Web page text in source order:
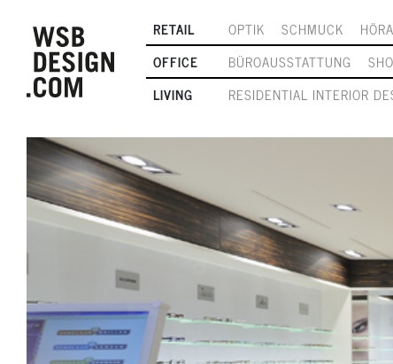
RETAIL OPTIK SCHMUCK
OFFICE
BÜROAUSSTATTUNG
LIVING
RESIDENTIAL INTERIOR